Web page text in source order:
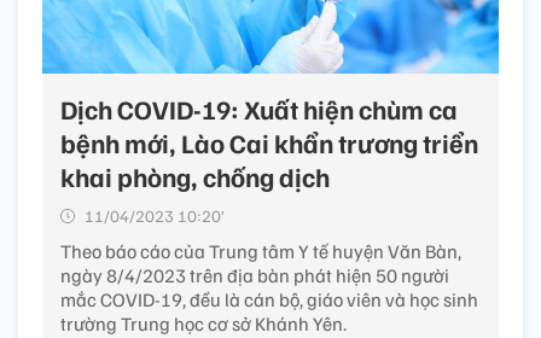
Dịch COVID-19: Xuất hiện chùm ca
bệnh mới, Lào Cai khẩn trương triển
khai phòng, chống dịch
11/04/2023 10:20’
Theo báo cáo của Trung tâm Y tế huyện Văn Bàn,
ngày 8/4/2023 trên địa bàn phát hiện 50 người
mắc COVID-19, đều là cán bộ, giáo viên và học sinh
trường Trung học cơ sở Khánh Yên.